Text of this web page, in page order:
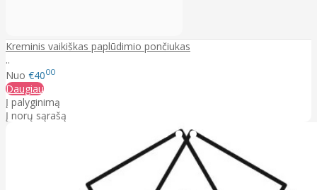
Kreminis vaikiškas paplūdimio pončiukas
..
Nuo €4000
Daugiau
Į palyginimą
Į norų sąrašą